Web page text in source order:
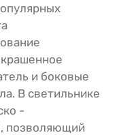
и боковые
В светильнике
-
позволяющий